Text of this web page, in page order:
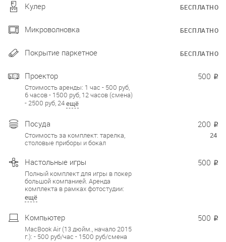
Кулер БЕСПЛАТНО
Микроволновка БЕСПЛАТНО
Покрытие паркетное БЕСПЛАТНО
Проектор
Стоимость аренды: 1 час - 500 руб,
6 часов - 1500 руб, 12 часов (смена)
- 2500 руб, 24ещё
500 ₽
Посуда
Стоимость за комплект: тарелка,
столовые приборы и бокал
24
200 ₽
Настольные игры
Полный комплект для игры в покер
большой компанией. Аренда
комплекта в рамках фотостудии:
ещё
500 ₽
Компьютер
MacBook Air (13 дюйм., начало 2015
г.): - 500 руб/час - 1500 руб/смена
500 ₽